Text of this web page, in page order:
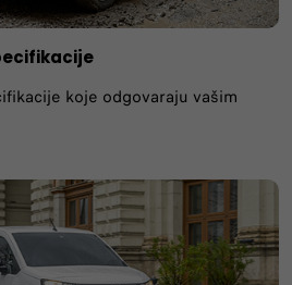
koje odgovaraju vašim